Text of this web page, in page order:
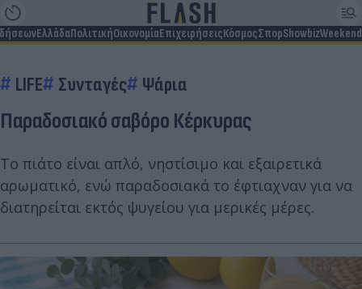
ΕλλάδαΠολιτικήΟικονομίαΕπιχειρήσειςΚόσμοςΣπορShowbizWeekend
LIFE Συνταγές Ψάρια
Παραδοσιακό σαβόρο Κέρκυρας
Το πιάτο είναι απλό, νηστίσιμο και εξαιρετικά
αρωματικό, ενώ παραδοσιακά το έφτιαχναν για να
διατηρείται εκτός ψυγείου για μερικές μέρες.